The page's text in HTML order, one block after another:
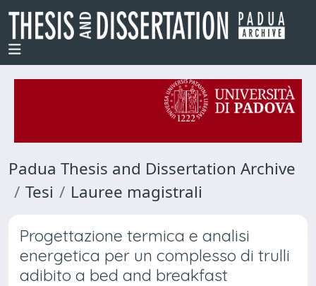
Padua Thesis and Dissertation Archive
Tesi
Lauree magistrali
Progettazione termica e analisi
energetica per un complesso di trulli
adibito a bed and breakfast